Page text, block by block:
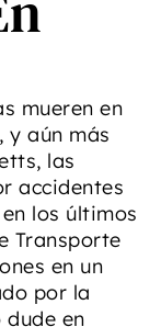
mueren en
y aún más
las
accidentes
los últimos
Transporte
en un
por la
en